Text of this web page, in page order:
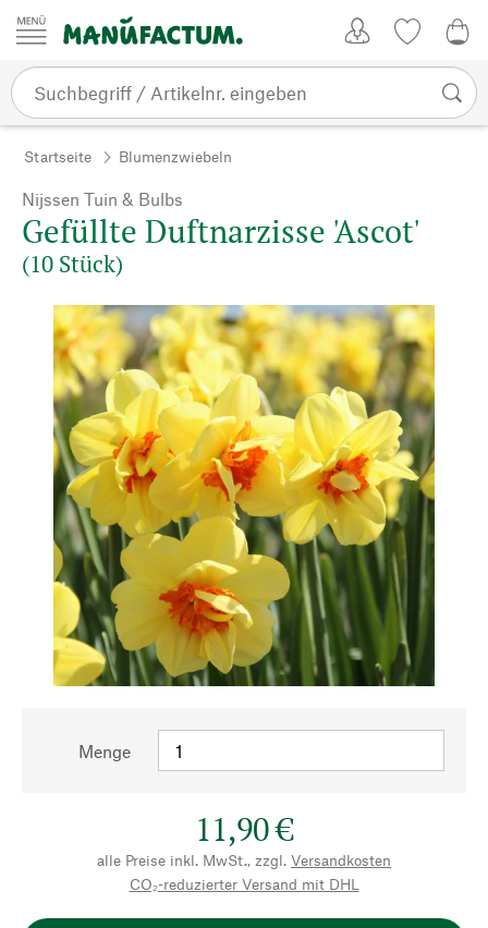
Zum Inhalt springen
Startseite Blumenzwiebeln
Nijssen Tuin & Bulbs
Gefüllte Duftnarzisse 'Ascot'
(10 Stück)
Menge
11,90 €
alle Preise inkl. MwSt., zzgl. Versandkosten
CO₂-reduzierter Versand mit DHL